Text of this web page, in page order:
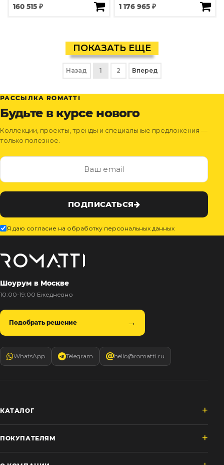
160 515 ₽ 1 176 965 ₽
ПОКАЗАТЬ ЕЩЕ
Назад 1 2 Вперед
РАССЫЛКА ROMATTI
Будьте в курсе нового
Коллекции, проекты, тренды и специальные предложения —
только полезное.
ПОДПИСАТЬСЯ
Я даю согласие на обработку персональных данных
Шоурум в Москве
10:00-19:00 Ежедневно
Подобрать решение
WhatsApp Telegram hello@romatti.ru
КАТАЛОГ
ПОКУПАТЕЛЯМ